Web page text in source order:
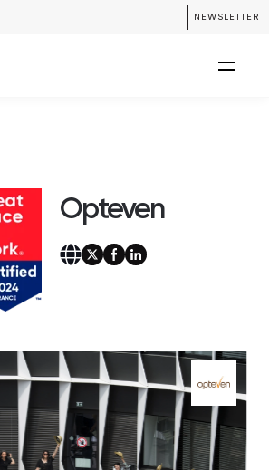
NEWSLETTER
Opteven